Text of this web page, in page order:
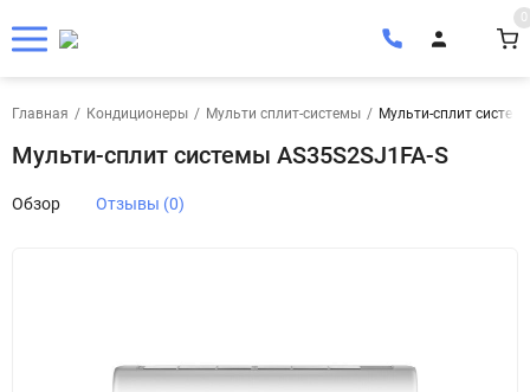
0
Главная / Кондиционеры / Мульти сплит-системы / Мульти-сплит
Мульти-сплит системы AS35S2SJ1FA-S
Обзор Отзывы (0)